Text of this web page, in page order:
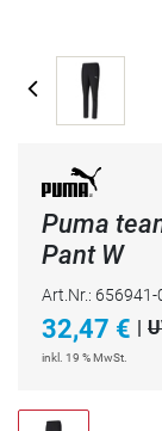
Puma
Pant W
Art.Nr.: 656941-
32,47 €
inkl. 19 % MwSt.